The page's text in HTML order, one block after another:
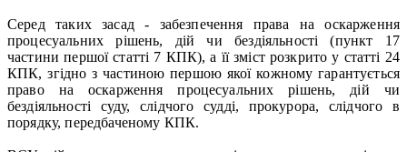
Серед таких засад - забезпечення права на оскарження
процесуальних рішень, дій чи бездіяльності (пункт 17
частини першої статті 7 КПК), а її зміст розкрито у статті 24
КПК, згідно з частиною першою якої кожному гарантується
право на оскарження процесуальних рішень, дій чи
бездіяльності суду, слідчого судді, прокурора, слідчого в
порядку, передбаченому КПК.